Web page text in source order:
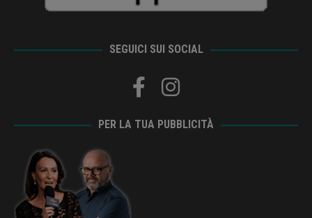
SEGUICI SUI SOCIAL
PER LA TUA PUBBLICITÀ